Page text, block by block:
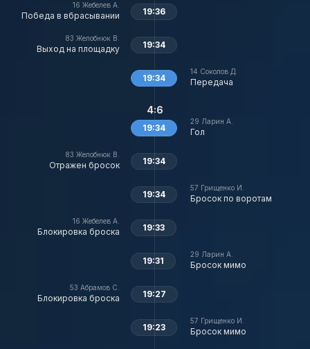
16 Жебелев А.
Победа в вбрасывании 19:36
83 Желобнюк В.
Выход на площадку 19:34
14 Соколов Д.
Передача
19:34
29 Ларин А.
Гол
4:6
19:34
83 Желобнюк В.
Отражен бросок 19:34
57 Грищенко И.
Бросок по воротам
19:34
16 Жебелев А.
Блокировка броска 19:33
29 Ларин А.
Бросок мимо
19:31
53 Абрамов С.
Блокировка броска 19:27
57 Грищенко И.
Бросок мимо
19:23